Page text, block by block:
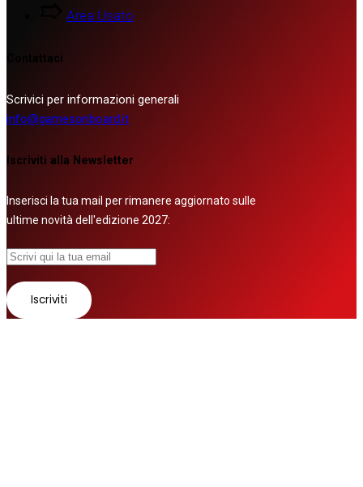
Area Usato
Contattaci
Scrivici per informazioni generali
info@gamesonboard.it
Iscriviti alla Newsletter
Inserisci la tua mail per rimanere aggiornato sulle
ultime novità dell'edizione 2027: